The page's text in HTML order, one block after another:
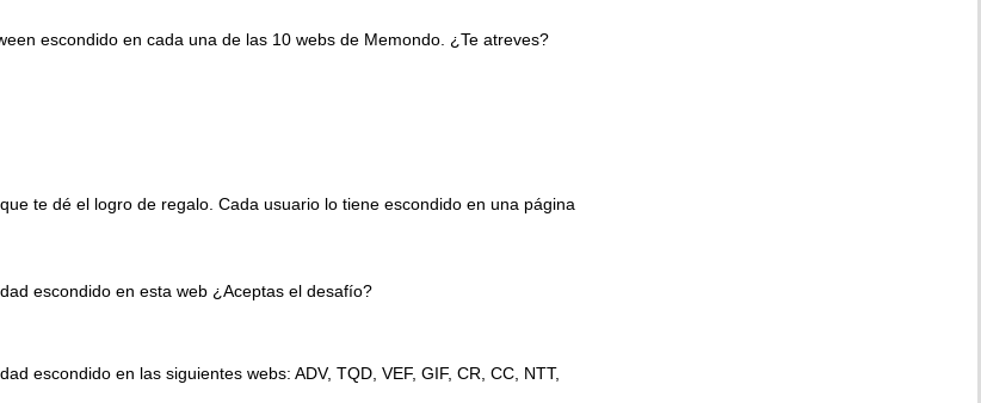
escondido en cada una de las 10 webs de Memondo. ¿Te atreves?
te dé el logro de regalo. Cada usuario lo tiene escondido en una página
escondido en esta web ¿Aceptas el desafío?
escondido en las siguientes webs: ADV, TQD, VEF, GIF, CR, CC, NTT,